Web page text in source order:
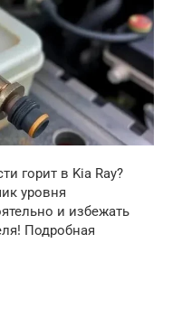
горит в Kia Ray?
уровня
и избежать
Подробная